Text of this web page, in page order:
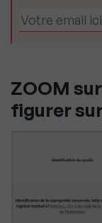
ZOOM
figurer